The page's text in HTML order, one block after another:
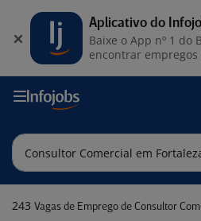
243 Vagas de Emprego de Consultor Comercial
Aplicativo do
Baixe o App nº 1 do
encontrar empregos